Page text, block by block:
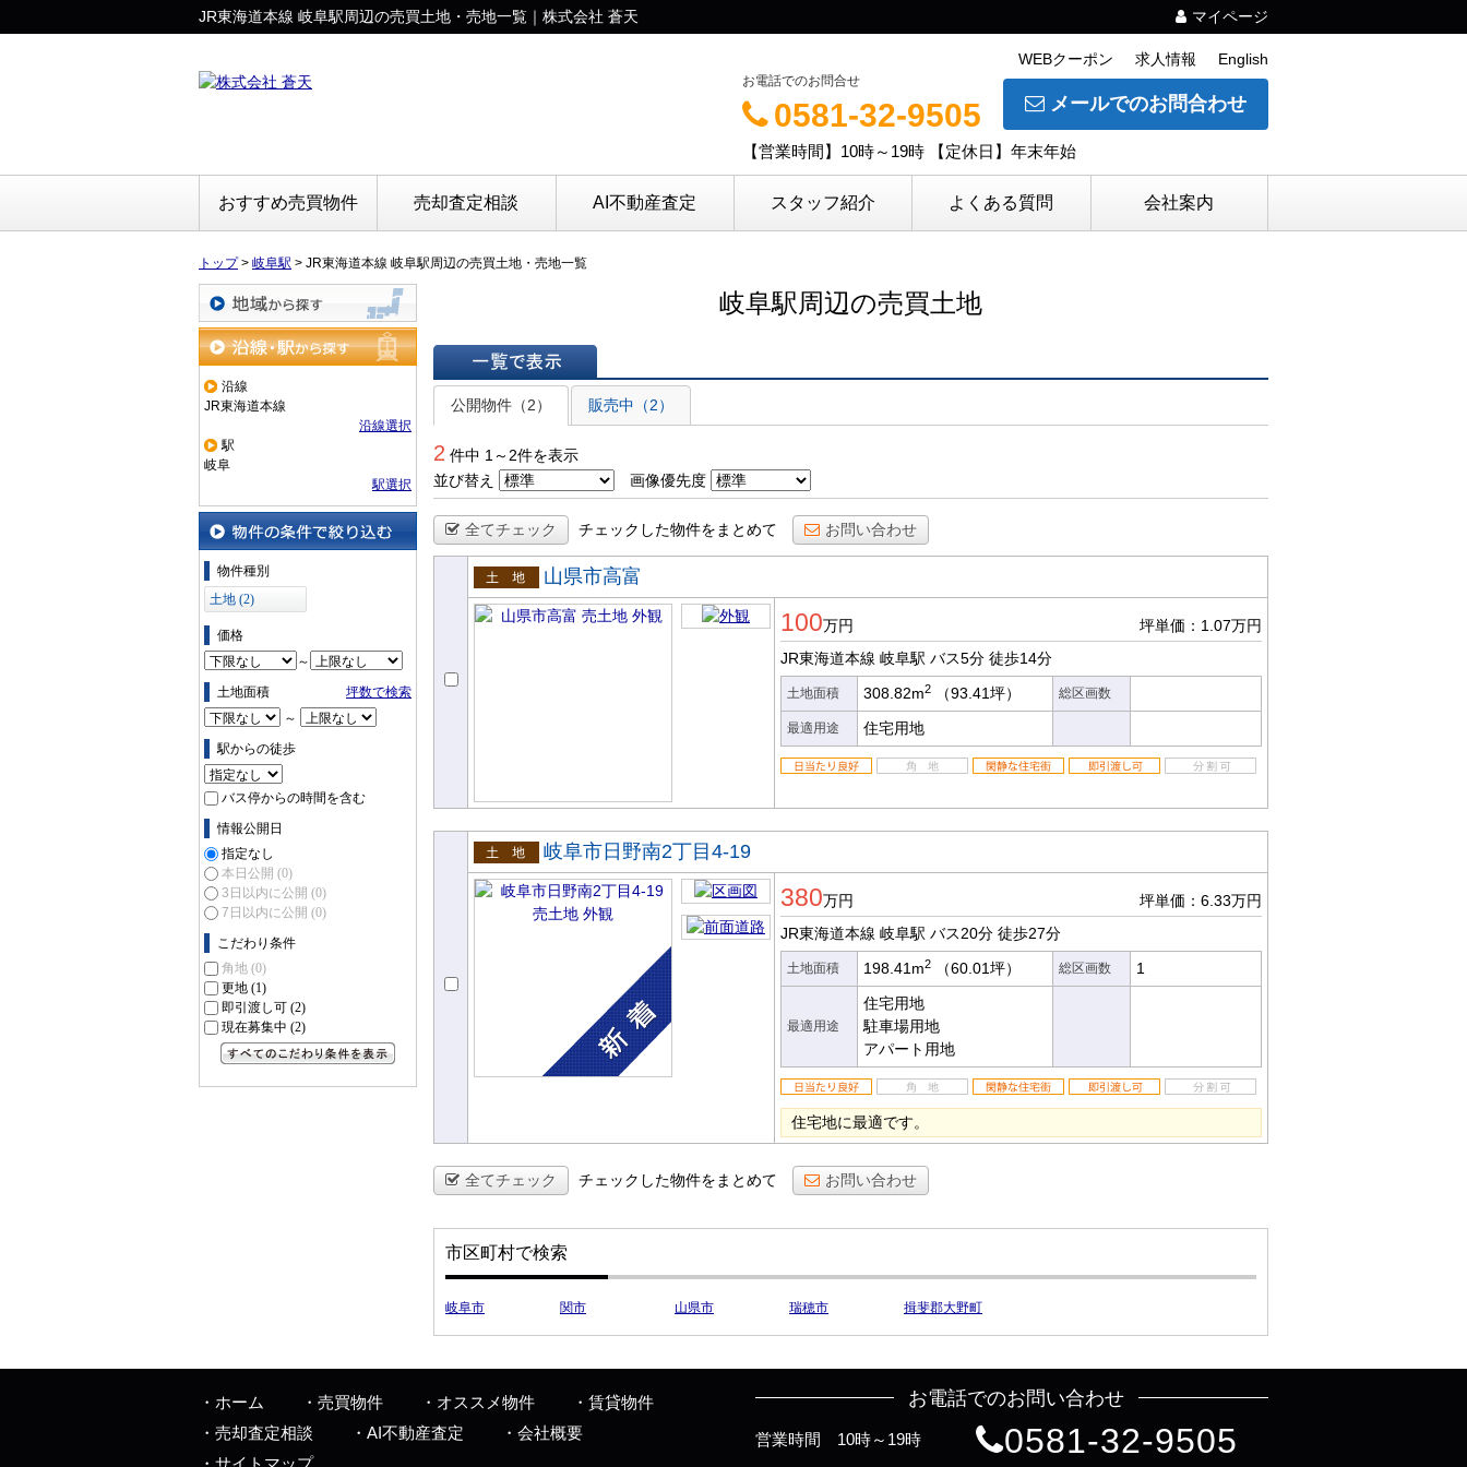
JR東海道本線 岐阜駅周辺の売買土地・売地一覧｜株式会社 蒼天 マイページ
WEBクーポン 求人情報 English
メールでのお問合わせ
お電話でのお問合せ
0581-32-9505
【営業時間】10時～19時 【定休日】年末年始
おすすめ売買物件 売却査定相談 AI不動産査定 スタッフ紹介 よくある質問 会社案内
トップ> 岐阜駅 > JR東海道本線 岐阜駅周辺の売買土地・売地一覧
地域から探す
沿線・駅から探す
沿線
JR東海道本線
沿線選択
駅
岐阜
駅選択
物件の条件で絞り込む
物件種別
土地 (2)
価格
～
土地面積
坪数で検索
～
駅からの徒歩
バス停からの時間を含む
情報公開日
指定なし
本日公開 (0)
3日以内に公開 (0)
7日以内に公開 (0)
こだわり条件
角地 (0)
更地 (1)
即引渡し可 (2)
現在募集中 (2)
岐阜駅周辺の売買土地
一覧で表示
公開物件（2）
販売中（2）
2 件中 1～2件を表示
並び替え
画像優先度
全てチェック チェックした物件をまとめて お問い合わせ
売土地
山県市高富
100万円
坪単価：1.07万円
JR東海道本線 岐阜駅 バス5分 徒歩14分
土地面積 308.82m2 （93.41坪） 総区画数
最適用途 住宅用地
売土地
岐阜市日野南2丁目4-19
380万円
坪単価：6.33万円
JR東海道本線 岐阜駅 バス20分 徒歩27分
土地面積 198.41m2 （60.01坪） 総区画数 1
最適用途
住宅用地
駐車場用地
アパート用地
住宅地に最適です。
全てチェック チェックした物件をまとめて お問い合わせ
市区町村で検索
岐阜市 関市 山県市 瑞穂市 揖斐郡大野町
ホーム 売買物件 オススメ物件
賃貸物件
売却査定相談
AI不動産査定
会社概要
サイトマップ
お電話でのお問い合わせ
営業時間 10時～19時 0581-32-9505